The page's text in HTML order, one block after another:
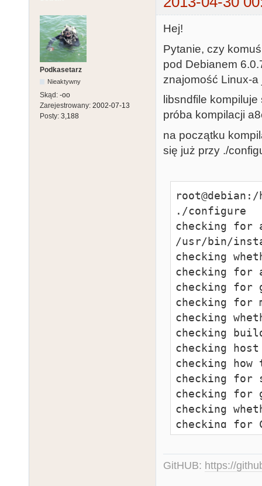
Podkasetarz
Nieaktywny
Skąd: -oo
Zarejestrowany: 2002-07-13
Posty: 3,188
Hej!
Pytanie, czy
pod Debianem
znajomość Linux-a
libsndfile
próba kompilacji
na początku
się już przy ./
root@debian:/home/seban/Downloads/liba8cas-1.4.0# ./configure
checking for a BSD-compatible install... /usr/bin/install -c
checking whether build environment is sane... yes
checking for a thread-safe mkdir -p... /bin/mkdir -p
checking for gawk... no
checking for mawk... mawk
checking whether make sets $(MAKE)... yes
checking build system type... i686-pc-linux-gnu
checking host system type... i686-pc-linux-gnu
checking how to print strings... printf
checking for style of include used by make... GNU
checking for gcc... gcc
checking whether the C compiler works... yes
checking for C compiler default output file name... a.out
checking for suffix of executables... 
checking whether we are cross compiling... no
checking for suffix of object files... o
checking whether we are using the GNU C compiler... yes
checking whether gcc accepts -g... yes
checking for gcc option to accept ISO C89... none needed
checking dependency style of gcc... gcc3
checking for a sed that does not truncate output... /bin/sed
checking for grep that handles long lines and -e... /bin/grep
checking for egrep... /bin/grep -E
checking for fgrep... /bin/grep -F
checking for ld used by gcc... /usr/bin/ld
checking if the linker (/usr/bin/ld) is GNU ld... yes
checking for BSD- or MS-compatible name lister (nm)... /usr/bin/nm -B
checking the name lister (/usr/bin/nm -B) interface... BSD nm
checking whether ln -s works... yes
checking the maximum length of command line arguments... 1572864
checking whether the shell understands some XSI constructs... yes
checking whether the shell understands "+="... yes
checking how to convert i686-pc-linux-gnu file names to i686-pc-linux-gnu format... func_convert_file_noop
checking how to convert i686-pc-linux-gnu file names to toolchain format... func_convert_file_noop
checking for /usr/bin/ld option to reload object files... -r
checking for objdump... objdump
checking how to recognize dependent libraries... pass_all
checking for dlltool... no
checking how to associate runtime and link libraries... printf %s\n
checking for ar... ar
checking for archiver @FILE support... @
checking for strip... strip
checking for ranlib... ranlib
checking command to parse /usr/bin/nm -B output from gcc object... ok
checking for sysroot... no
checking for mt... mt
checking if mt is a manifest tool... no
checking how to run the C preprocessor... gcc -E
checking for ANSI C header files... yes
checking for sys/types.h... yes
checking for sys/stat.h... yes
checking for stdlib.h... yes
checking for string.h... yes
checking for memory.h... yes
GitHUB: https://